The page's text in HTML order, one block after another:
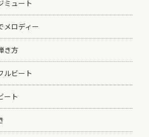
ミュート
メロディー
き方
ルビート
ート